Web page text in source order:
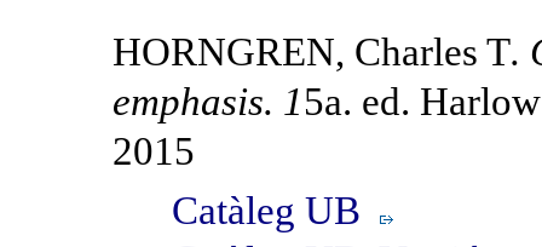
HORNGREN, Charles T.
emphasis. 15a. ed.
2015
Catàleg UB